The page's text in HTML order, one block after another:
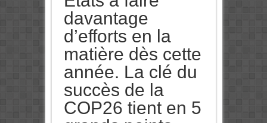
davantage
d’efforts en la
matière dès cette
année. La clé du
succès de la
COP26 tient en 5